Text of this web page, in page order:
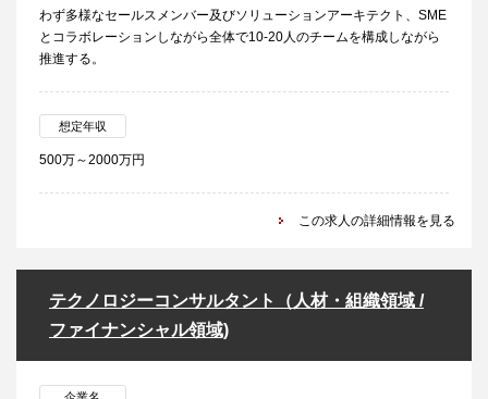
わず多様なセールスメンバー及びソリューションアーキテクト、SME
とコラボレーションしながら全体で10-20人のチームを構成しながら
推進する。
想定年収
500万～2000万円
この求人の詳細情報を見る
テクノロジーコンサルタント（人材・組織領域 /
ファイナンシャル領域)